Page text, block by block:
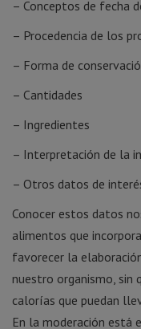
– Conceptos de fecha
– Procedencia de los
– Forma de
– Cantidades
– Ingredientes
– Interpretación de la
– Otros datos de
Conocer estos datos
alimentos que
favorecer la
nuestro organismo, sin
calorías que puedan
En la moderación está